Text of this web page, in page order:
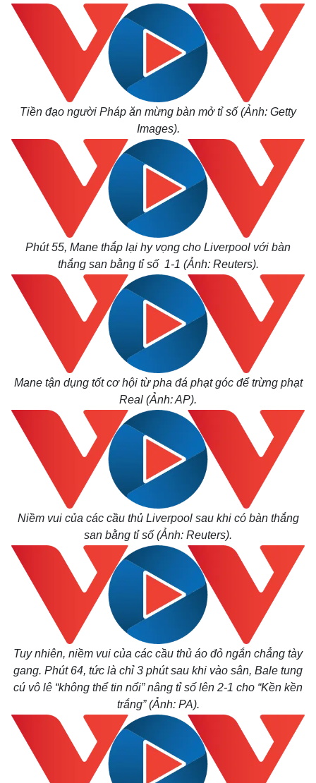
Kinh tế
Bất động sản
Thị trường
Giá vàng
Tiêu dùng
Tỷ giá
Chứng khoán
Giá cà phê
Tiền đạo người Pháp ăn mừng bàn mở tỉ số (Ảnh: Getty
Images).
Phút 55, Mane thắp lại hy vọng cho Liverpool với bàn
thắng san bằng tỉ số 1-1 (Ảnh: Reuters).
Mane tận dụng tốt cơ hội từ pha đá phạt góc để trừng phạt
Real (Ảnh: AP).
Niềm vui của các cầu thủ Liverpool sau khi có bàn thắng
san bằng tỉ số (Ảnh: Reuters).
Tuy nhiên, niềm vui của các cầu thủ áo đỏ ngắn chẳng tày
gang. Phút 64, tức là chỉ 3 phút sau khi vào sân, Bale tung
cú vô lê “không thể tin nổi” nâng tỉ số lên 2-1 cho “Kền kền
trắng” (Ảnh: PA).